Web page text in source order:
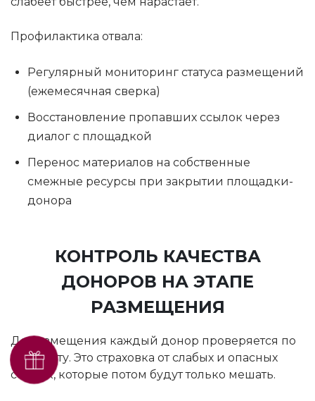
Профилактика отвала:
Регулярный мониторинг статуса размещений
(ежемесячная сверка)
Восстановление пропавших ссылок через
диалог с площадкой
Перенос материалов на собственные
смежные ресурсы при закрытии площадки-
донора
КОНТРОЛЬ КАЧЕСТВА
ДОНОРОВ НА ЭТАПЕ
РАЗМЕЩЕНИЯ
До размещения каждый донор проверяется по
чек-листу. Это страховка от слабых и опасных
ссылок, которые потом будут только мешать.
Получить SEO-аудит
бесплатно